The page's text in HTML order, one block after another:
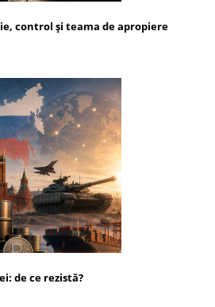
control și teama de apropiere
de ce rezistă?